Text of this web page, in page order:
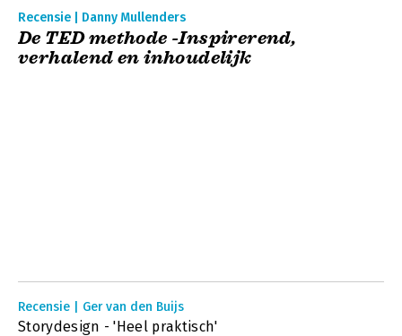
Recensie | Danny Mullenders
De TED methode -Inspirerend,
verhalend en inhoudelijk
Recensie | Ger van den Buijs
Storydesign - 'Heel praktisch'